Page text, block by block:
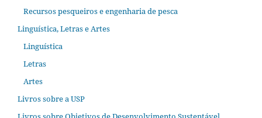
Recursos pesqueiros e engenharia de pesca
Linguística, Letras e Artes
Linguística
Letras
Artes
Livros sobre a USP